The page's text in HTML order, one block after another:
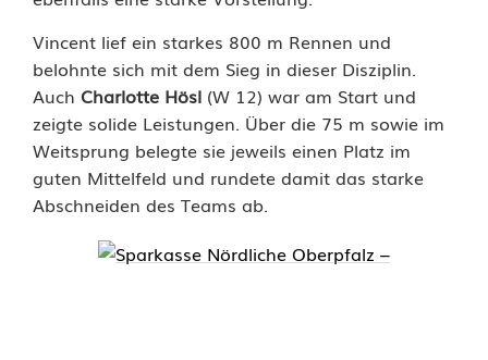
e
r
ö
f
f
Vincent lief ein starkes 800 m Rennen und
belohnte sich mit dem Sieg in dieser Disziplin.
Auch Charlotte Hösl (W 12) war am Start und
zeigte solide Leistungen. Über die 75 m sowie im
Weitsprung belegte sie jeweils einen Platz im
guten Mittelfeld und rundete damit das starke
Abschneiden des Teams ab.